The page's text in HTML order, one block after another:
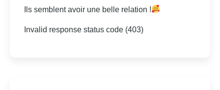
Ils semblent avoir une belle relation !
Invalid response status code (403)